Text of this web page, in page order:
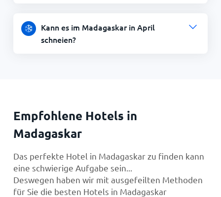
Kann es im Madagaskar in April
schneien?
Empfohlene Hotels in
Madagaskar
Das perfekte Hotel in Madagaskar zu finden kann
eine schwierige Aufgabe sein...
Deswegen haben wir mit ausgefeilten Methoden
für Sie die besten Hotels in Madagaskar